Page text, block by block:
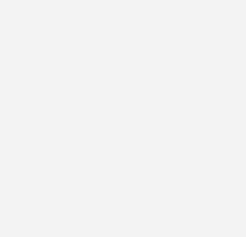
zusammengestellt. Die Themen sind u.a. „Gute
Wie sich Betriebe richtig aufstellen“
erschließen: Wärmepumpen effizient
nennt der SBZ-Fokus Grundlagen und
wie gute Jahresarbeitszahlen erreicht
im Haustechnik- und